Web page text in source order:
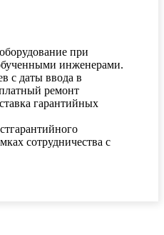
при
инженерами.
с даты ввода в
ремонт
гарантийных
сотрудничества с